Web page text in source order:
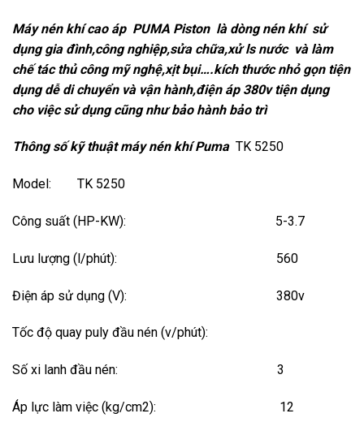
Máy nén khí cao áp PUMA Piston là dòng nén khí sử
dụng gia đình,công nghiệp,sửa chữa,xử ls nước và làm
chế tác thủ công mỹ nghệ,xịt bụi….kích thước nhỏ gọn tiện
dụng dễ di chuyển và vận hành,điện áp 380v tiện dụng
cho việc sử dụng cũng như bảo hành bảo trì
Thông số kỹ thuật máy nén khí Puma TK 5250
Model: TK 5250
Công suất (HP-KW): 5-3.7
Lưu lượng (l/phút): 560
Điện áp sử dụng (V): 380v
Tốc độ quay puly đầu nén (v/phút):
Số xi lanh đầu nén: 3
Áp lực làm việc (kg/cm2): 12